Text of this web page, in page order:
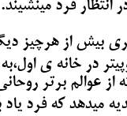
انتظار فرد مینشیند.
بیش از هرچیز
در خانه ی
عوالم برتر
میدهد که فرد یاد